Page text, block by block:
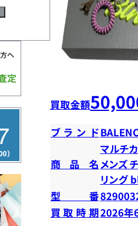
買取金額
ブランド
商品名
マルチ
メンズ
リング
型番
買取時期2026年